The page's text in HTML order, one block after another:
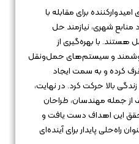
برای مقابله با
شهری، نیازمند حل
با بهره‌گیری از
و سیستم‌های حمل‌ونقل
کرده و به سمت ایجاد
بالا حرکت کرد. در نهایت،
جمله مهندسان، طراحان
این اهداف دست یافت و
پایدار برای آینده‌ای